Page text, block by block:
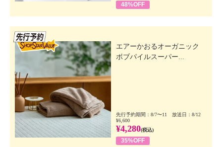
48%OFF
エアーかおるオーガニック
ボブパイルスーパー...
先行予約期間：8/7〜11 放送日：8/12
¥6,600
¥4,280(税込)
35%OFF